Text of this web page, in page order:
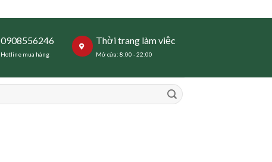
0908556246
Hotline mua hàng
Thời trang làm việc
Mở cửa: 8:00 - 22:00